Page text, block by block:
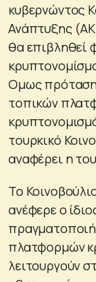
κυβερνώντος
Ανάπτυξης
θα επιβληθεί
Ομως πρόταση
τοπικών
τουρκικό
αναφέρει η
Το
ανέφερε ο
πλατφορμών
λειτουργούν